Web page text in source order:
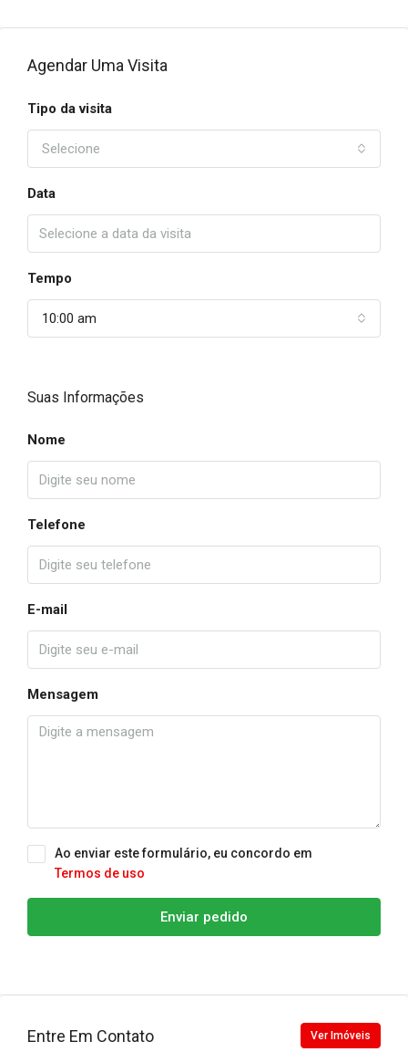
Agendar Uma Visita
Tipo da visita
Selecione
Data
Tempo
10:00 am
Suas Informações
Nome
Telefone
E-mail
Mensagem
Ao enviar este formulário, eu concordo em
Termos de uso
Enviar pedido
Entre Em Contato Ver Imóveis